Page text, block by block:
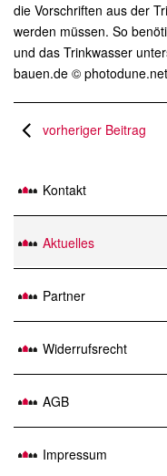
die Vorschriften aus der
werden müssen. So
und das Trinkwasser
bauen.de © photodune.net
vorheriger Beitrag
Kontakt
Aktuelles
Partner
Widerrufsrecht
AGB
Impressum